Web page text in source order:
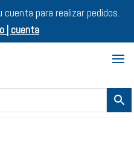
para realizar pedidos.
| cuenta